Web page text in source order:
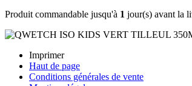
Produit commandable jusqu'à 1 jour(s) avant la
Imprimer
Haut de page
Conditions générales de vente